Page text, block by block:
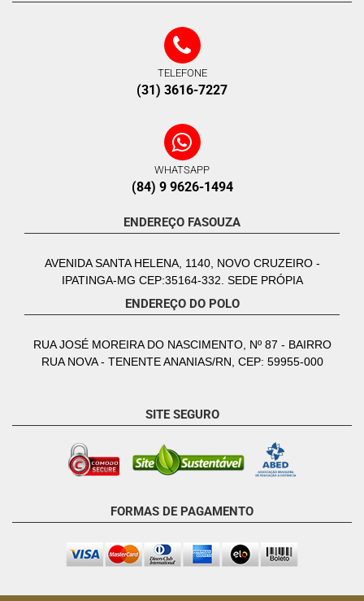
TELEFONE
(31) 3616-7227
WHATSAPP
(84) 9 9626-1494
ENDEREÇO FASOUZA
AVENIDA SANTA HELENA, 1140, NOVO CRUZEIRO -
IPATINGA-MG CEP:35164-332. SEDE PRÓPIA
ENDEREÇO DO POLO
RUA JOSÉ MOREIRA DO NASCIMENTO, Nº 87 - BAIRRO
RUA NOVA - TENENTE ANANIAS/RN, CEP: 59955-000
SITE SEGURO
FORMAS DE PAGAMENTO